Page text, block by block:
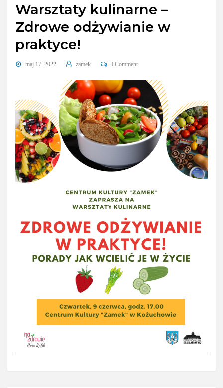
Warsztaty kulinarne –
Zdrowe odżywianie w
praktyce!
maj 17, 2022 zamek 0 Comment